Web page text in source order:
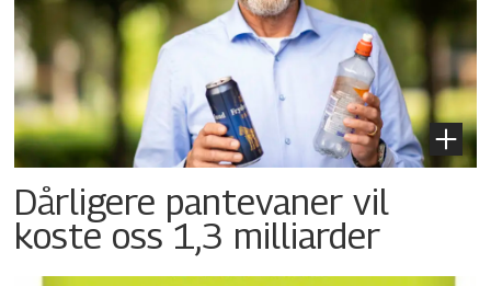
Dårligere pantevaner vil
koste oss 1,3 milliarder